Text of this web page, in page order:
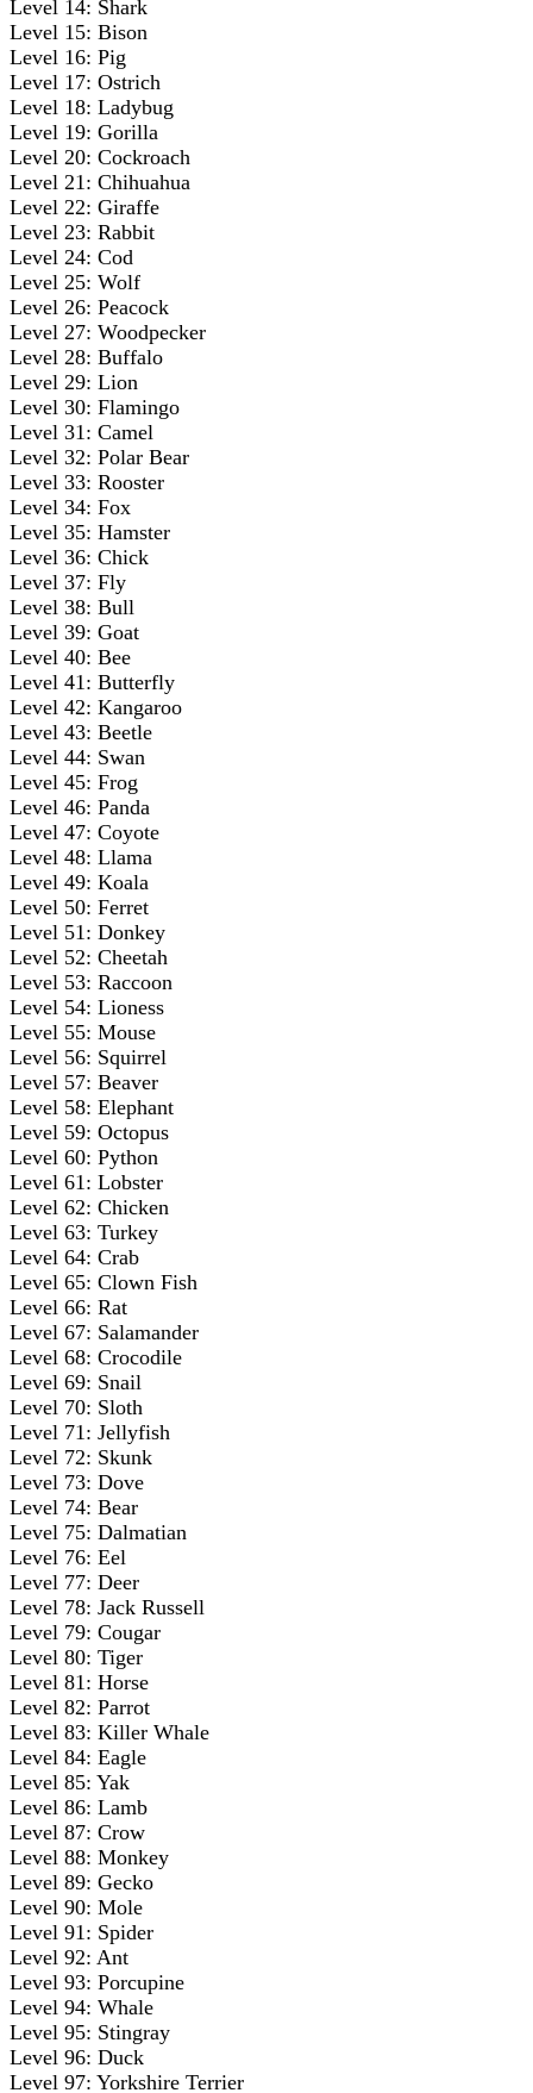
Level 14: Shark
Level 15: Bison
Level 16: Pig
Level 17: Ostrich
Level 18: Ladybug
Level 19: Gorilla
Level 20: Cockroach
Level 21: Chihuahua
Level 22: Giraffe
Level 23: Rabbit
Level 24: Cod
Level 25: Wolf
Level 26: Peacock
Level 27: Woodpecker
Level 28: Buffalo
Level 29: Lion
Level 30: Flamingo
Level 31: Camel
Level 32: Polar Bear
Level 33: Rooster
Level 34: Fox
Level 35: Hamster
Level 36: Chick
Level 37: Fly
Level 38: Bull
Level 39: Goat
Level 40: Bee
Level 41: Butterfly
Level 42: Kangaroo
Level 43: Beetle
Level 44: Swan
Level 45: Frog
Level 46: Panda
Level 47: Coyote
Level 48: Llama
Level 49: Koala
Level 50: Ferret
Level 51: Donkey
Level 52: Cheetah
Level 53: Raccoon
Level 54: Lioness
Level 55: Mouse
Level 56: Squirrel
Level 57: Beaver
Level 58: Elephant
Level 59: Octopus
Level 60: Python
Level 61: Lobster
Level 62: Chicken
Level 63: Turkey
Level 64: Crab
Level 65: Clown Fish
Level 66: Rat
Level 67: Salamander
Level 68: Crocodile
Level 69: Snail
Level 70: Sloth
Level 71: Jellyfish
Level 72: Skunk
Level 73: Dove
Level 74: Bear
Level 75: Dalmatian
Level 76: Eel
Level 77: Deer
Level 78: Jack Russell
Level 79: Cougar
Level 80: Tiger
Level 81: Horse
Level 82: Parrot
Level 83: Killer Whale
Level 84: Eagle
Level 85: Yak
Level 86: Lamb
Level 87: Crow
Level 88: Monkey
Level 89: Gecko
Level 90: Mole
Level 91: Spider
Level 92: Ant
Level 93: Porcupine
Level 94: Whale
Level 95: Stingray
Level 96: Duck
Level 97: Yorkshire Terrier